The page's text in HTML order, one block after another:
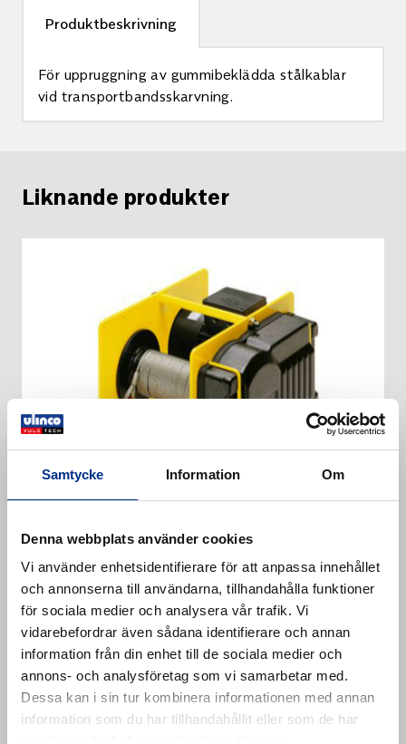
Samtycke Information Om
Denna webbplats använder cookies
Vi använder enhetsidentifierare för att anpassa innehållet
och annonserna till användarna, tillhandahålla funktioner
för sociala medier och analysera vår trafik. Vi
vidarebefordrar även sådana identifierare och annan
information från din enhet till de sociala medier och
annons- och analysföretag som vi samarbetar med.
Dessa kan i sin tur kombinera informationen med annan
information som du har tillhandahållit eller som de har
Produktbeskrivning
För uppruggning av gummibeklädda stålkablar
vid transportbandsskarvning.
Liknande produkter
Electrical rope winch 990 kg RPE
Electrical rope winch 990 kg RPE. Internally brake
motor for compact dimensions Euro voltage 230/400
V 3-phase 50 Hz Protection IP 54 Slip clutch
adjustable from 1 000 kg Very smooth running
through helical gears Gear used in all mounting
positions Spring pressure disc brake: integrated in the
motor holds the load even during power failures
Läs mer